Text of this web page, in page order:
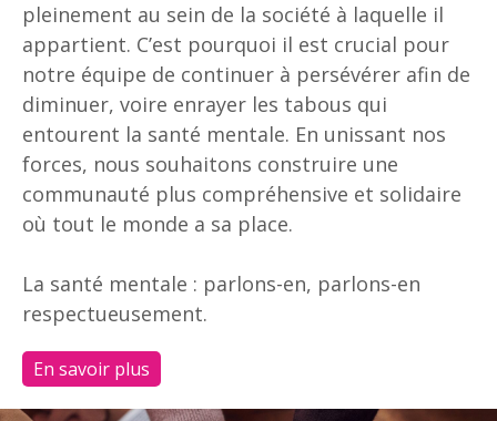
pleinement au sein de la société à laquelle il
appartient. C’est pourquoi il est crucial pour
notre équipe de continuer à persévérer afin de
diminuer, voire enrayer les tabous qui
entourent la santé mentale. En unissant nos
forces, nous souhaitons construire une
communauté plus compréhensive et solidaire
où tout le monde a sa place.
La santé mentale : parlons-en, parlons-en
respectueusement.
En savoir plus